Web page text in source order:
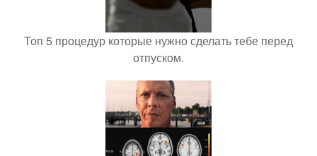
Топ 5 процедур которые нужно сделать тебе перед
отпуском.